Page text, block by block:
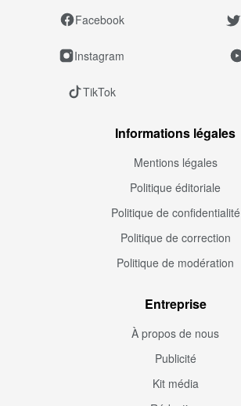
Facebook
Instagram
TikTok
Informations légales
Mentions légales
Politique éditoriale
Politique de confidentialité
Politique de correction
Politique de modération
Entreprise
À propos de nous
Publicité
Kit média